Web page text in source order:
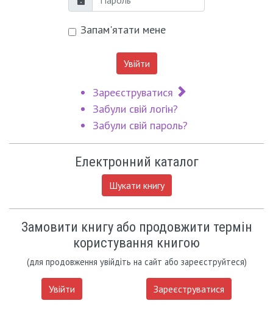
Пароль
Запам'ятати мене
Увійти
Зареєструватися
Забули свій логін?
Забули свій пароль?
Електронний каталог
Шукати книгу
Замовити книгу або продовжити термін
користування книгою
(для продовження увійдіть на сайт або зареєструйтеся)
Увійти Зареєструватися